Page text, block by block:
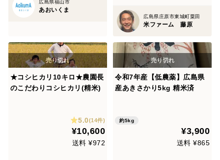
広島県福山市
あおいくま
広島県庄原市東城町粟田
米ファーム 藤原
★コシヒカリ10キロ★農園長
のこだわりコシヒカリ(精米)
5.0(14件)
¥10,600
送料 ¥972
令和7年産【低農薬】広島県
産あきさかり5kg 精米済
約5kg
¥3,900
送料 ¥865